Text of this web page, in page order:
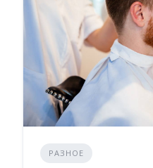
РАЗНОЕ